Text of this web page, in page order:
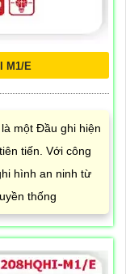
M1/E
một Đầu ghi hiện
tiến. Với công
hình an ninh từ
thống